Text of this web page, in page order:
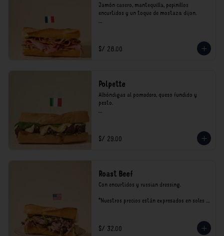
Jamón casero, mantequilla, pepinillos
encurtidos y un toque de mostaza dijon.
consumo.
S/ 28.00
Polpette
Albóndigas al pomodoro, queso fundido y
pesto.
consumo.
S/ 29.00
Roast Beef
Con encurtidos y russian dressing.
*Nuestros precios están expresados en soles e
S/ 32.00